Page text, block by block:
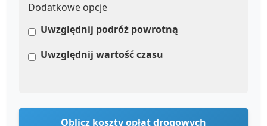
Dodatkowe opcje
Uwzględnij podróż powrotną
Uwzględnij wartość czasu
Oblicz koszty opłat drogowych